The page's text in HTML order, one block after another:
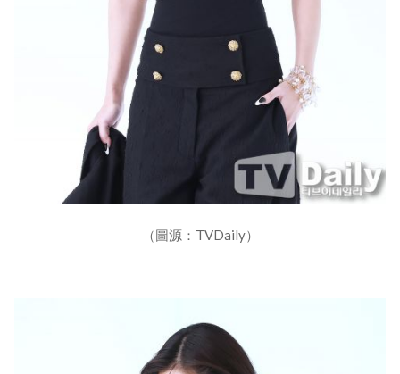
（圖源：TVDaily）